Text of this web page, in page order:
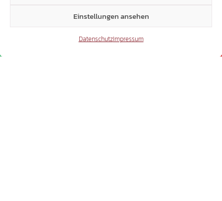
Einstellungen ansehen
DatenschutzImpressum